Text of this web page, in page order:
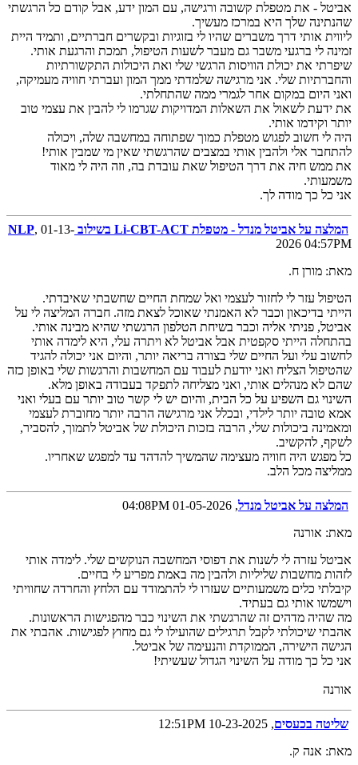
אביטל - את מטפלת קשובה ורגישה, עם המון ידע, אבל קודם כל הרגשתי
שהנתינה שלך היא במרכז מעשיך.
ליווית אותי דרך משברים שהיו לי בזוגיות ובקשרים חברתיים, ותמיד היית
זמינה לי ברגעי משבר גם מעבר לשעות הטיפול, תמכת והרגעת אותי.
שיפרתי את יכולת הוויסות הרגשי שלי ואת היכולות התקשורתיות
והחברתיות שלי. אני מרגישה שלמדתי ממך המון ועברתי חוויה מעמיקה,
ואני היום במקום אחר לגמרי ממה שהתחלתי.
את ידעת לשאול את השאלות המדויקות שגרמו לי להבין את עצמי טוב
יותר וקידמו אותי.
היה לי חשוב לפגוש מטפלת כמוך שפתוחה במחשבה שלה, ויכולה
להתחבר אלי ולהבין אותי במצבים שהרגשתי שאין מי שמבין אותי!
את ממש חיה את דרך הטיפול שאת עובדת בה, וזה היה לי מאוד
משמעותי.
אני כל כך מודה לך.
המלצה על אביטל מנדל - מטפלת Li-CBT-ACT בשילוב NLP
, 01-13-
2026 04:57PM
מאת: מורן ח.
הטיפול עזר לי לחזור לעצמי ואל שמחת החיים שחשבתי שאיבדתי.
הייתי בדיכאון וכבר לא האמנתי שאוכל לצאת מזה. חברה המליצה לי על
אביטל, פניתי אליה וכבר בשיחת הטלפון הרגשתי שהיא מבינה אותי.
בהתחלה הייתי סקפטית אבל אביטל לא ויתרה עלי, היא לימדה אותי
לחשוב עלי ועל החיים שלי בצורה בריאה יותר, והיום אני יכולה להגיד
שהטיפול הצליח ואני יודעת לעבוד עם המחשבות והרגשות שלי באופן כזה
שהם לא מנהלים אותי, ואני מצליחה לתפקד בעבודה באופן מלא.
השינוי גם השפיע על כל הבית, והיום יש לי קשר טוב יותר עם בעלי ואני
אמא טובה יותר לילדי, ובכלל אני מרגישה הרבה יותר מחוברת לעצמי
ומאמינה ביכולות שלי, הרבה בזכות היכולת של אביטל לתמוך, להסביר,
לשקף, להקשיב.
כל מפגש היה חוויה מעצימה שהמשיך להדהד עד למפגש שאחריו.
ממליצה מכל הלב.
המלצה על אביטל מנדל, 01-05-2026 04:08PM
מאת: אורנה
אביטל עזרה לי לשנות את דפוסי המחשבה הנוקשים שלי. לימדה אותי
לזהות מחשבות שליליות ולהבין מה באמת מפריע לי בחיים.
קיבלתי כלים משמעותיים שעזרו לי להתמודד עם הלחץ והחרדה שחוויתי
וישמשו אותי גם בעתיד.
מה שהיה מדהים זה שהרגשתי את השינוי כבר מהפגישות הראשונות.
אהבתי שיכולתי לקבל תרגילים שהועילו לי גם מחוץ לפגישות. אהבתי את
הגישה הישירה, הממוקדת והנעימה של אביטל.
אני כל כך מודה על השינוי הגדול שעשיתי!
אורנה
שליטה בכעסים, 10-23-2025 12:51PM
מאת: אנה ק.